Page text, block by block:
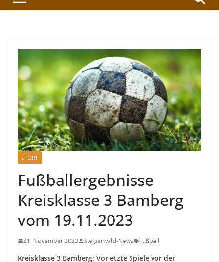
SPORT
Fußballergebnisse
Kreisklasse 3 Bamberg
vom 19.11.2023
21. November 2023 Steigerwald-News Fußball
Kreisklasse 3 Bamberg: Vorletzte Spiele vor der